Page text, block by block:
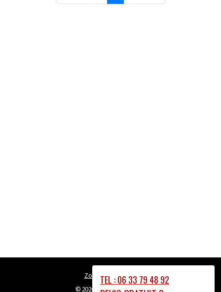
TEL : 06 33 79 48 92
Zone Intervention
© 2026
couvreur-lyon69.fr